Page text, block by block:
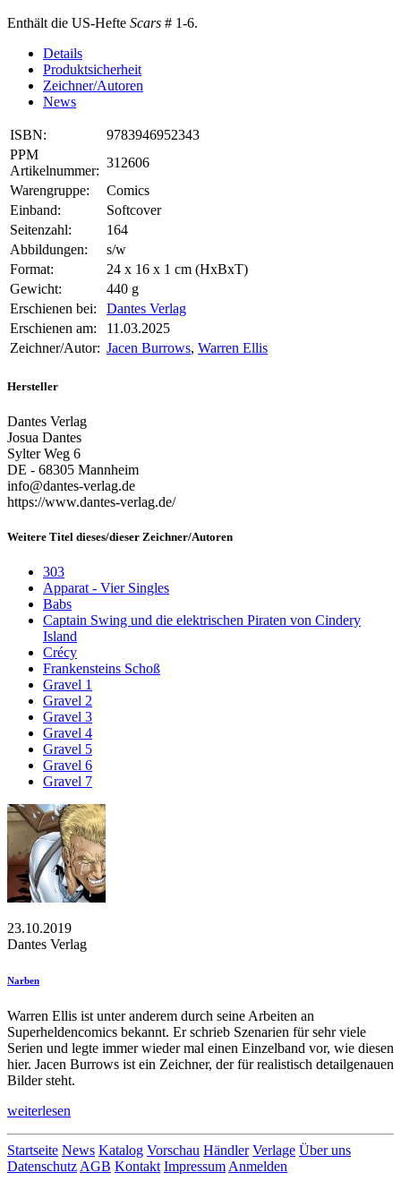
Enthält die US-Hefte Scars # 1-6.
Details
Produktsicherheit
Zeichner/Autoren
News
ISBN:
9783946952343
PPM
Artikelnummer:
312606
Warengruppe:
Comics
Einband:
Softcover
Seitenzahl:
164
Abbildungen:
s/w
Format:
24 x 16 x 1 cm (HxBxT)
Gewicht:
440 g
Erschienen bei:
Dantes Verlag
Erschienen am:
11.03.2025
Zeichner/Autor: Jacen Burrows, Warren Ellis
Hersteller
Dantes Verlag
Josua Dantes
Sylter Weg 6
DE - 68305 Mannheim
info@dantes-verlag.de
https://www.dantes-verlag.de/
Weitere Titel dieses/dieser Zeichner/Autoren
303
Apparat - Vier Singles
Babs
Captain Swing und die elektrischen Piraten von Cindery
Island
Crécy
Frankensteins Schoß
Gravel 1
Gravel 2
Gravel 3
Gravel 4
Gravel 5
Gravel 6
Gravel 7
23.10.2019
Dantes Verlag
Narben
Warren Ellis ist unter anderem durch seine Arbeiten an
Superheldencomics bekannt. Er schrieb Szenarien für sehr viele
Serien und legte immer wieder mal einen Einzelband vor, wie diesen
hier. Jacen Burrows ist ein Zeichner, der für realistisch detailgenauen
Bilder steht.
weiterlesen
Startseite News Katalog Vorschau Händler Verlage Über uns
Datenschutz AGB Kontakt Impressum Anmelden